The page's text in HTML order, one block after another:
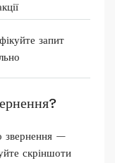
запит
звернення —
скріншоти